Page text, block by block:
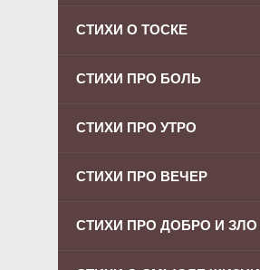
СТИХИ О ТОСКЕ
СТИХИ ПРО БОЛЬ
СТИХИ ПРО УТРО
СТИХИ ПРО ВЕЧЕР
СТИХИ ПРО ДОБРО И ЗЛО